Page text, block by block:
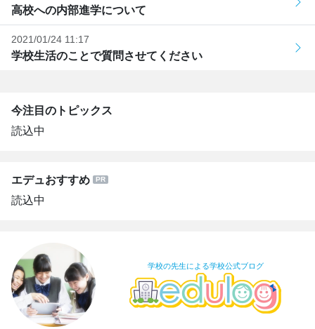
高校への内部進学について
2021/01/24 11:17
学校生活のことで質問させてください
今注目のトピックス
読込中
エデュおすすめ
読込中
学校の先生による学校公式ブログ